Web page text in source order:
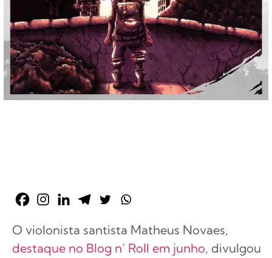
O violonista santista Matheus Novaes,
destaque no Blog n’ Roll em junho, divulgou